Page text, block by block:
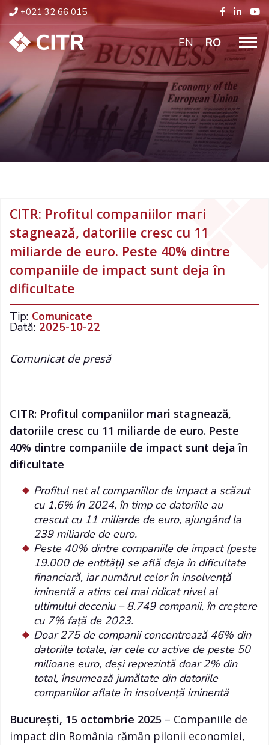
+021 32 66 015
ENGLISH
RO
CITR: Profitul companiilor mari
stagnează, datoriile cresc cu 11
miliarde de euro. Peste 40% dintre
companiile de impact sunt deja în
dificultate
Tip: Comunicate
Dată: 2025-10-22
Comunicat de presă
CITR: Profitul companiilor mari stagnează,
datoriile cresc cu 11 miliarde de euro. Peste
40% dintre companiile de impact sunt deja în
dificultate
Profitul net al companiilor de impact a scăzut
cu 1,6% în 2024, în timp ce datoriile au
crescut cu 11 miliarde de euro, ajungând la
239 miliarde de euro.
Peste 40% dintre companiile de impact (peste
19.000 de entități) se află deja în dificultate
financiară, iar numărul celor în insolvență
iminentă a atins cel mai ridicat nivel al
ultimului deceniu – 8.749 companii, în creștere
cu 7% față de 2023.
Doar 275 de companii concentrează 46% din
datoriile totale, iar cele cu active de peste 50
milioane euro, deși reprezintă doar 2% din
total, însumează jumătate din datoriile
companiilor aflate în insolvență iminentă
București, 15 octombrie 2025 – Companiile de
impact din România rămân pilonii economiei,